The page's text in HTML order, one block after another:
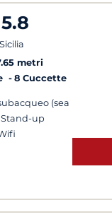
metri
8 Cuccette
(sea
Stand-up